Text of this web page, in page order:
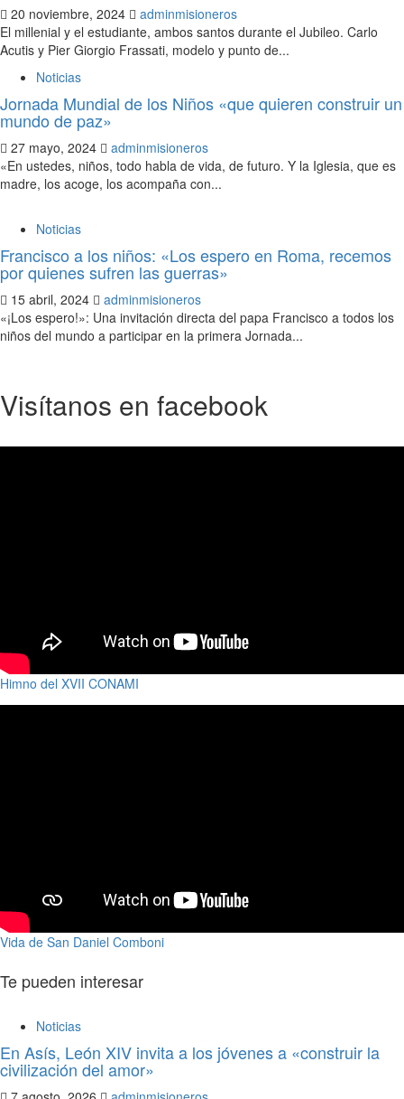
20 noviembre, 2024
adminmisioneros
El millenial y el estudiante, ambos santos durante el Jubileo. Carlo
Acutis y Pier Giorgio Frassati, modelo y punto de...
Noticias
Jornada Mundial de los Niños «que quieren construir un
mundo de paz»
27 mayo, 2024
adminmisioneros
«En ustedes, niños, todo habla de vida, de futuro. Y la Iglesia, que es
madre, los acoge, los acompaña con...
Noticias
Francisco a los niños: «Los espero en Roma, recemos
por quienes sufren las guerras»
15 abril, 2024
adminmisioneros
«¡Los espero!»: Una invitación directa del papa Francisco a todos los
niños del mundo a participar en la primera Jornada...
Visítanos en facebook
Himno del XVII CONAMI
Vida de San Daniel Comboni
Te pueden interesar
Noticias
En Asís, León XIV invita a los jóvenes a «construir la
civilización del amor»